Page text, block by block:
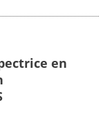
en